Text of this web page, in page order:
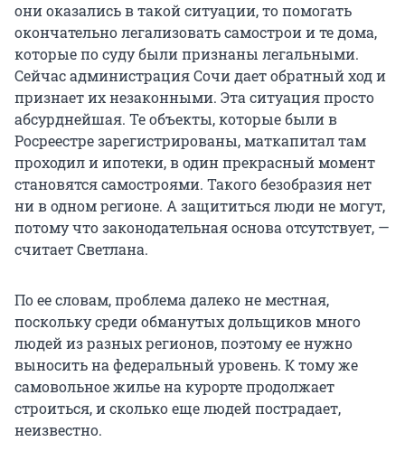
они оказались в такой ситуации, то помогать
окончательно легализовать самострои и те дома,
которые по суду были признаны легальными.
Сейчас администрация Сочи дает обратный ход и
признает их незаконными. Эта ситуация просто
абсурднейшая. Те объекты, которые были в
Росреестре зарегистрированы, маткапитал там
проходил и ипотеки, в один прекрасный момент
становятся самостроями. Такого безобразия нет
ни в одном регионе. А защититься люди не могут,
потому что законодательная основа отсутствует, —
считает Светлана.
По ее словам, проблема далеко не местная,
поскольку среди обманутых дольщиков много
людей из разных регионов, поэтому ее нужно
выносить на федеральный уровень. К тому же
самовольное жилье на курорте продолжает
строиться, и сколько еще людей пострадает,
неизвестно.